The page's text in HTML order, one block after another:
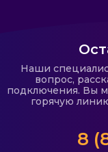
Наши
вопрос,
подключения. Вы
горячую
8